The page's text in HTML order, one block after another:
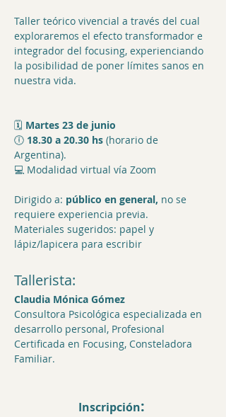
Taller teórico vivencial a través del cual
exploraremos el efecto transformador e
integrador del focusing, experienciando
la posibilidad de poner límites sanos en
nuestra vida.
🗓️ Martes 23 de junio
🕕 18.30 a 20.30 hs (horario de
Argentina).
💻 Modalidad virtual vía Zoom
Dirigido a: público en general, no se
requiere experiencia previa.
Materiales sugeridos: papel y
lápiz/lapicera para escribir
Tallerista:
Claudia Mónica Gómez
Consultora Psicológica especializada en
desarrollo personal, Profesional
Certificada en Focusing, Consteladora
Familiar.
Inscripción: